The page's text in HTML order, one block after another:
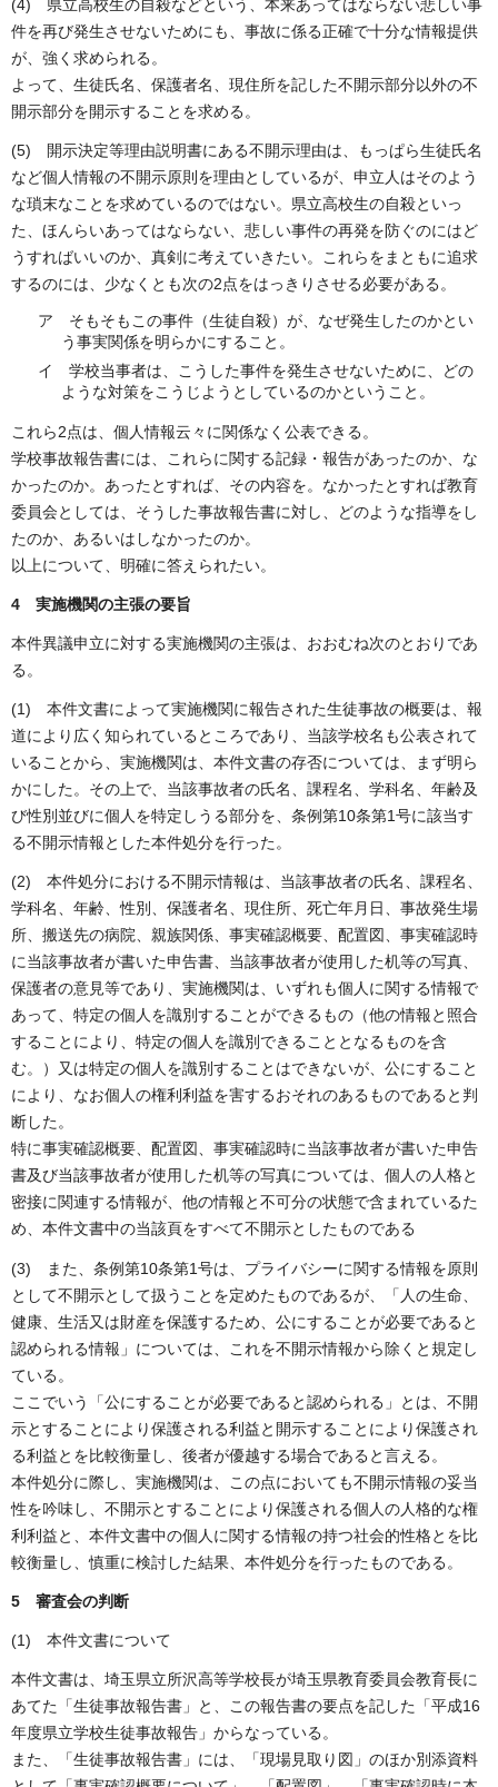
(4) 県立高校生の自殺などという、本来あってはならない悲しい事
件を再び発生させないためにも、事故に係る正確で十分な情報提供
が、強く求められる。
よって、生徒氏名、保護者名、現住所を記した不開示部分以外の不
開示部分を開示することを求める。
(5) 開示決定等理由説明書にある不開示理由は、もっぱら生徒氏名
など個人情報の不開示原則を理由としているが、申立人はそのよう
な瑣末なことを求めているのではない。県立高校生の自殺といっ
た、ほんらいあってはならない、悲しい事件の再発を防ぐのにはど
うすればいいのか、真剣に考えていきたい。これらをまともに追求
するのには、少なくとも次の2点をはっきりさせる必要がある。
ア そもそもこの事件（生徒自殺）が、なぜ発生したのかとい
う事実関係を明らかにすること。
イ 学校当事者は、こうした事件を発生させないために、どの
ような対策をこうじようとしているのかということ。
これら2点は、個人情報云々に関係なく公表できる。
学校事故報告書には、これらに関する記録・報告があったのか、な
かったのか。あったとすれば、その内容を。なかったとすれば教育
委員会としては、そうした事故報告書に対し、どのような指導をし
たのか、あるいはしなかったのか。
以上について、明確に答えられたい。
4 実施機関の主張の要旨
本件異議申立に対する実施機関の主張は、おおむね次のとおりであ
る。
(1) 本件文書によって実施機関に報告された生徒事故の概要は、報
道により広く知られているところであり、当該学校名も公表されて
いることから、実施機関は、本件文書の存否については、まず明ら
かにした。その上で、当該事故者の氏名、課程名、学科名、年齢及
び性別並びに個人を特定しうる部分を、条例第10条第1号に該当す
る不開示情報とした本件処分を行った。
(2) 本件処分における不開示情報は、当該事故者の氏名、課程名、
学科名、年齢、性別、保護者名、現住所、死亡年月日、事故発生場
所、搬送先の病院、親族関係、事実確認概要、配置図、事実確認時
に当該事故者が書いた申告書、当該事故者が使用した机等の写真、
保護者の意見等であり、実施機関は、いずれも個人に関する情報で
あって、特定の個人を識別することができるもの（他の情報と照合
することにより、特定の個人を識別できることとなるものを含
む。）又は特定の個人を識別することはできないが、公にすること
により、なお個人の権利利益を害するおそれのあるものであると判
断した。
特に事実確認概要、配置図、事実確認時に当該事故者が書いた申告
書及び当該事故者が使用した机等の写真については、個人の人格と
密接に関連する情報が、他の情報と不可分の状態で含まれているた
め、本件文書中の当該頁をすべて不開示としたものである
(3) また、条例第10条第1号は、プライバシーに関する情報を原則
として不開示として扱うことを定めたものであるが、「人の生命、
健康、生活又は財産を保護するため、公にすることが必要であると
認められる情報」については、これを不開示情報から除くと規定し
ている。
ここでいう「公にすることが必要であると認められる」とは、不開
示とすることにより保護される利益と開示することにより保護され
る利益とを比較衡量し、後者が優越する場合であると言える。
本件処分に際し、実施機関は、この点においても不開示情報の妥当
性を吟味し、不開示とすることにより保護される個人の人格的な権
利利益と、本件文書中の個人に関する情報の持つ社会的性格とを比
較衡量し、慎重に検討した結果、本件処分を行ったものである。
5 審査会の判断
(1) 本件文書について
本件文書は、埼玉県立所沢高等学校長が埼玉県教育委員会教育長に
あてた「生徒事故報告書」と、この報告書の要点を記した「平成16
年度県立学校生徒事故報告」からなっている。
また、「生徒事故報告書」には、「現場見取り図」のほか別添資料